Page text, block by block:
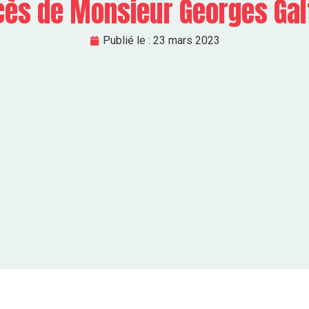
de Monsieur Georges
Publié le : 23 mars 2023